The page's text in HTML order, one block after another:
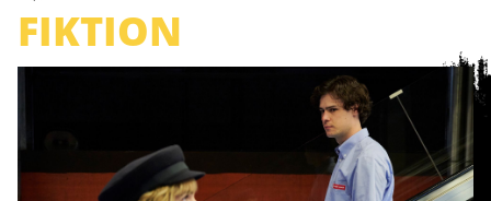
FIKTION